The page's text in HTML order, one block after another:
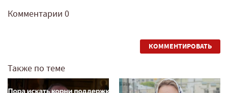
Комментарии 0
КОММЕНТИРОВАТЬ
Также по теме